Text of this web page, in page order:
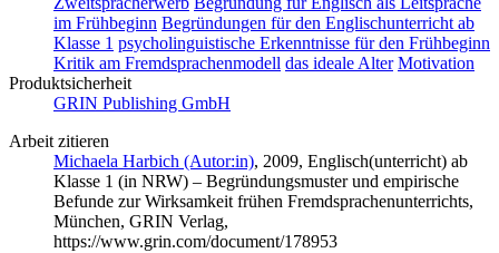
im Frühbeginn Begründungen für den Englischunterricht ab
Klasse 1 psycholinguistische Erkenntnisse für den Frühbeginn
Kritik am Fremdsprachenmodell das ideale Alter Motivation
Produktsicherheit
GRIN Publishing GmbH
Arbeit zitieren
Michaela Harbich (Autor:in), 2009, Englisch(unterricht) ab
Klasse 1 (in NRW) – Begründungsmuster und empirische
Befunde zur Wirksamkeit frühen Fremdsprachenunterrichts,
München, GRIN Verlag,
https://www.grin.com/document/178953